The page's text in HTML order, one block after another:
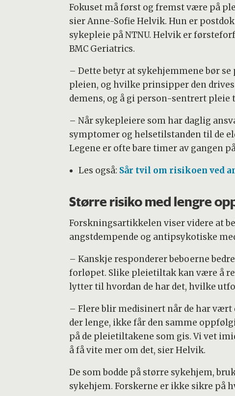
Fokuset må først og fremst være på
sier Anne-Sofie Helvik. Hun er
sykepleie på NTNU. Helvik er
BMC Geriatrics.
– Dette betyr at sykehjemmene bør
pleien, og hvilke prinsipper den
demens, og å gi person-sentrert pleie
– Når sykepleiere som har daglig
symptomer og helsetilstanden til de
Legene er ofte bare timer av gangen
Les også: Sår tvil om risikoen ved
Større risiko med lengre
Forskningsartikkelen viser videre at
angstdempende og antipsykotiske
– Kanskje responderer beboerne
forløpet. Slike pleietiltak kan være å
lytter til hvordan de har det, hvilke
– Flere blir medisinert når de har vært
der lenge, ikke får den samme
på de pleietiltakene som gis. Vi vet
å få vite mer om det, sier Helvik.
De som bodde på større sykehjem,
sykehjem. Forskerne er ikke sikre på